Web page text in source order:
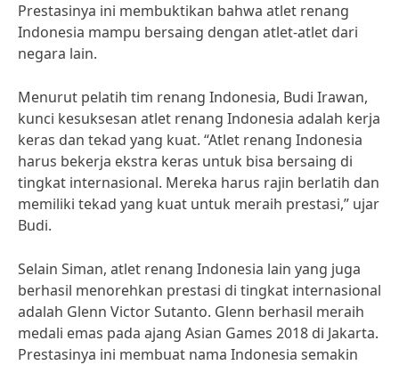
Prestasinya ini membuktikan bahwa atlet renang
Indonesia mampu bersaing dengan atlet-atlet dari
negara lain.
Menurut pelatih tim renang Indonesia, Budi Irawan,
kunci kesuksesan atlet renang Indonesia adalah kerja
keras dan tekad yang kuat. “Atlet renang Indonesia
harus bekerja ekstra keras untuk bisa bersaing di
tingkat internasional. Mereka harus rajin berlatih dan
memiliki tekad yang kuat untuk meraih prestasi,” ujar
Budi.
Selain Siman, atlet renang Indonesia lain yang juga
berhasil menorehkan prestasi di tingkat internasional
adalah Glenn Victor Sutanto. Glenn berhasil meraih
medali emas pada ajang Asian Games 2018 di Jakarta.
Prestasinya ini membuat nama Indonesia semakin